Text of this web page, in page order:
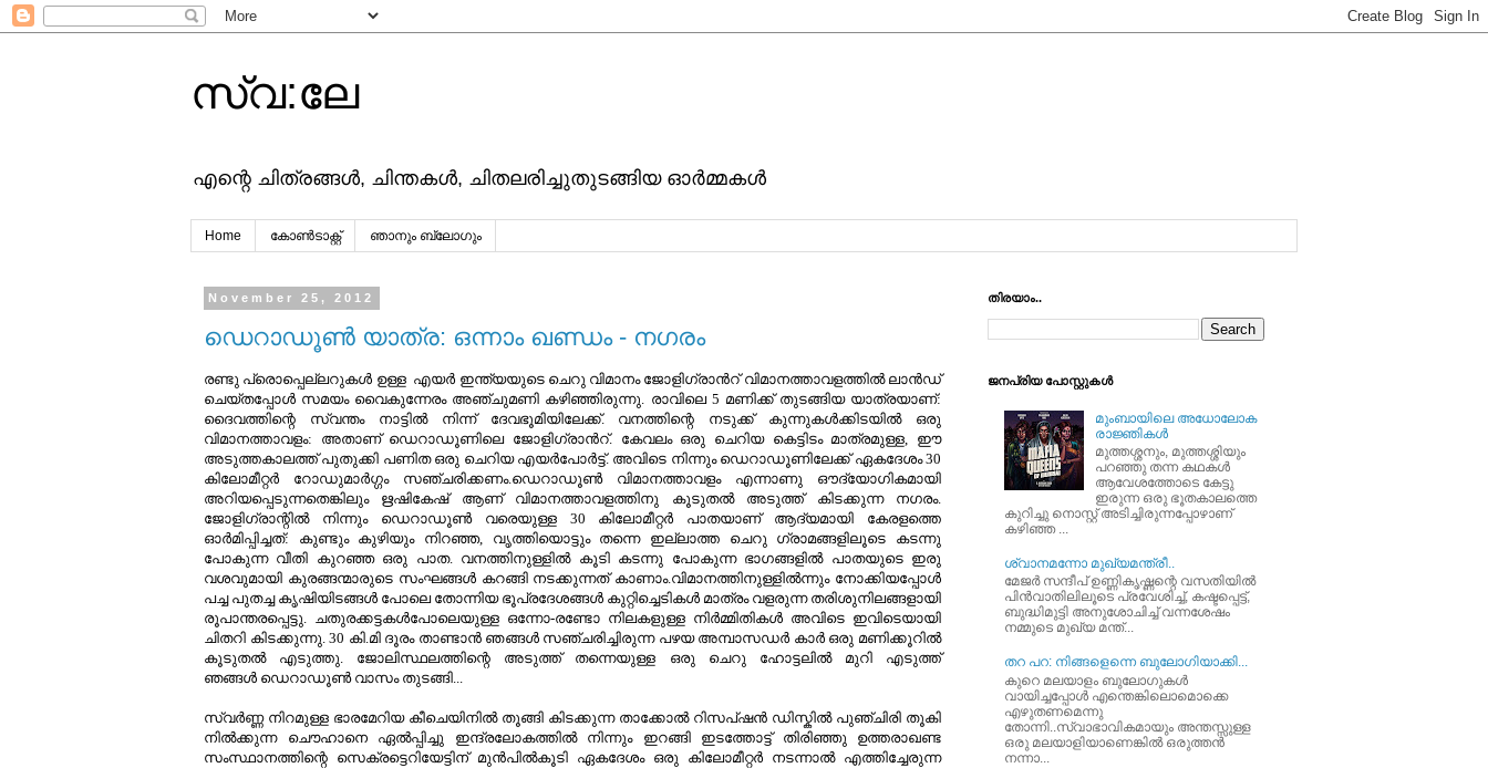
സ്വ:ലേ
എന്റെ ചിത്രങ്ങള്‍, ചിന്തകള്‍, ചിതലരിച്ചുതുടങ്ങിയ ഓര്‍മ്മകള്‍
Home കോൺടാക്റ്റ് ഞാനും ബ്ലോഗും
November 25, 2012
ഡെറാഡൂണ്‍ യാത്ര: ഒന്നാം ഖണ്ഡം - നഗരം
രണ്ടു പ്രൊപ്പെല്ലറുകള്‍ ഉള്ള എയര്‍ ഇന്ത്യയുടെ ചെറു വിമാനം ജോളിഗ്രാന്‍റ് വിമാനത്താവളത്തില്‍ ലാന്‍ഡ്‌
ചെയ്തപ്പോള്‍ സമയം വൈകുന്നേരം അഞ്ചുമണി കഴിഞ്ഞിരുന്നു. രാവിലെ 5 മണിക്ക് തുടങ്ങിയ യാത്രയാണ്:
ദൈവത്തിന്റെ സ്വന്തം നാട്ടില്‍ നിന്ന് ദേവഭൂമിയിലേക്ക്‌. വനത്തിന്റെ നടുക്ക് കുന്നുകള്‍ക്കിടയില്‍ ഒരു
വിമാനത്താവളം: അതാണ്‌ ഡെറാഡൂണിലെ ജോളിഗ്രാന്‍റ്. കേവലം ഒരു ചെറിയ കെട്ടിടം മാത്രമുള്ള, ഈ
അടുത്തകാലത്ത് പുതുക്കി പണിത ഒരു ചെറിയ എയര്‍പോര്‍ട്ട്. അവിടെ നിന്നും ഡെറാഡൂണിലേക്ക് ഏകദേശം 30
കിലോമീറ്റര്‍ റോഡുമാര്‍ഗ്ഗം സഞ്ചരിക്കണം.ഡെറാഡൂണ്‍ വിമാനത്താവളം എന്നാണു ഔദ്യോഗികമായി
അറിയപ്പെടുന്നതെങ്കിലും ഋഷികേഷ് ആണ് വിമാനത്താവളത്തിനു കൂടുതല്‍ അടുത്ത് കിടക്കുന്ന നഗരം.
ജോളിഗ്രാന്റില്‍ നിന്നും ഡെറാഡൂണ്‍ വരെയുള്ള 30 കിലോമീറ്റര്‍ പാതയാണ് ആദ്യമായി കേരളത്തെ
ഓര്‍മിപ്പിച്ചത്: കുണ്ടും കുഴിയും നിറഞ്ഞ, വൃത്തിയൊട്ടും തന്നെ ഇല്ലാത്ത ചെറു ഗ്രാമങ്ങളിലൂടെ കടന്നു
പോകുന്ന വീതി കുറഞ്ഞ ഒരു പാത. വനത്തിനുള്ളില്‍ കൂടി കടന്നു പോകുന്ന ഭാഗങ്ങളില്‍ പാതയുടെ ഇരു
വശവുമായി കുരങ്ങന്മാരുടെ സംഘങ്ങള്‍ കറങ്ങി നടക്കുന്നത് കാണാം.വിമാനത്തിനുള്ളില്‍ന്നും നോക്കിയപ്പോള്‍
പച്ച പുതച്ച കൃഷിയിടങ്ങള്‍ പോലെ തോന്നിയ ഭൂപ്രദേശങ്ങള്‍ കുറ്റിച്ചെടികള്‍ മാത്രം വളരുന്ന തരിശുനിലങ്ങളായി
രൂപാന്തരപ്പെട്ടു. ചതുരക്കട്ടകള്‍പോലെയുള്ള ഒന്നോ-രണ്ടോ നിലകളുള്ള നിര്‍മ്മിതികള്‍ അവിടെ ഇവിടെയായി
ചിതറി കിടക്കുന്നു. 30 കി.മി ദൂരം താണ്ടാന്‍ ഞങ്ങള്‍ സഞ്ചരിച്ചിരുന്ന പഴയ അമ്പാസഡര്‍ കാര്‍ ഒരു മണിക്കൂറില്‍
കൂടുതല്‍ എടുത്തു. ജോലിസ്ഥലത്തിന്റെ അടുത്ത് തന്നെയുള്ള ഒരു ചെറു ഹോട്ടലില്‍ മുറി എടുത്ത്‌
ഞങ്ങള്‍ ഡെറാഡൂണ്‍ വാസം തുടങ്ങി...
സ്വര്‍ണ്ണ നിറമുള്ള ഭാരമേറിയ കീചെയിനില്‍ തൂങ്ങി കിടക്കുന്ന താക്കോല്‍ റിസപ്ഷന്‍ ഡിസ്കില്‍ പുഞ്ചിരി തൂകി
നില്‍ക്കുന്ന ചൌഹാനെ ഏല്‍പ്പിച്ചു ഇന്ദ്രലോകത്തില്‍ നിന്നും ഇറങ്ങി ഇടത്തോട്ട് തിരിഞ്ഞു ഉത്തരാഖണ്ട
സംസ്ഥാനത്തിന്റെ സെക്രട്ടെറിയേട്ടിന് മുന്‍പില്‍കൂടി ഏകദേശം ഒരു കിലോമീറ്റര്‍ നടന്നാല്‍ എത്തിച്ചേരുന്ന
തിരയാം..
ജനപ്രിയ പോസ്റ്റുകള്‍
മുംബായിലെ അധോലോക
രാജ്ഞികള്‍
മുത്തശ്ശനും, മുത്തശ്ശിയും
പറഞ്ഞു തന്ന കഥകള്‍
ആവേശത്തോടെ കേട്ടു
ഇരുന്ന ഒരു ഭൂതകാലത്തെ
കുറിച്ചു നൊസ്റ്റ് അടിച്ചിരുന്നപ്പോഴാണ്
കഴിഞ്ഞ ...
ശ്വാനമന്നോ മുഖ്യമന്ത്രീ..
മേജര്‍ സന്ദീപ്‌ ഉണ്ണികൃഷ്ണന്റെ വസതിയില്‍
പിന്‍വാതിലിലൂടെ പ്രവേശിച്ച്‌, കഷ്ടപ്പെട്ട്‌,
ബുദ്ധിമുട്ടി അനുശോചിച്ച്‌ വന്നശേഷം
നമ്മുടെ മുഖ്യ മന്ത്...
തറ പറ: നിങ്ങളെന്നെ ബുലോഗിയാക്കി...
കുറെ മലയാളം ബുലോഗുകള്‍
വായിച്ചപ്പോള്‍ എന്തെങ്കിലൊമൊക്കെ
എഴുതണമെന്നു
തോന്നി..സ്വാഭാവികമായും അന്തസ്സുള്ള
ഒരു മലയാളിയാണെങ്കില്‍ ഒരുത്തന്‍
നന്നാ...